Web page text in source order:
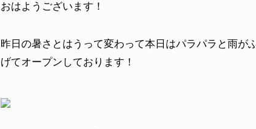
おはようございます！
昨日の暑さとはうって変わって本日はパラパラと雨が
げてオープンしております！